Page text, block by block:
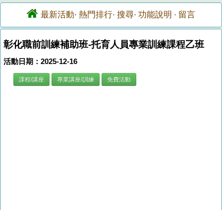
最新活動· 熱門排行· 搜尋· 功能說明 · 留言
彰化職前訓練補助班-托育人員專業訓練課程乙班
活動日期：2025-12-16
課程/講座 專業講座/訓練 免費活動